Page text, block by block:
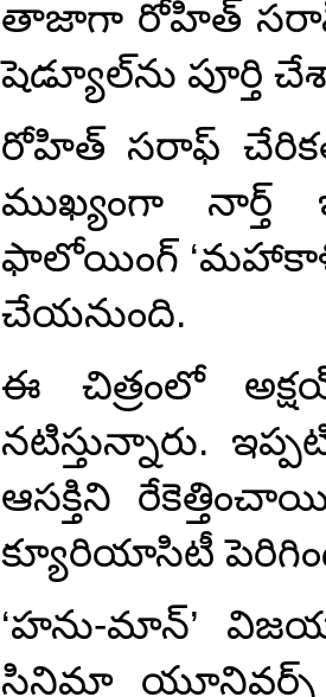
తాజాగా రోహిత్ సరాఫ్
షెడ్యూల్‌ను పూర్తి
రోహిత్ సరాఫ్
ముఖ్యంగా
ఫాలోయింగ్
చేయనుంది.
ఈ చిత్రంలో
నటిస్తున్నారు.
ఆసక్తిని
క్యూరియాసిటీ
‘హను-మాన్’
సినిమా యూనివర్స్